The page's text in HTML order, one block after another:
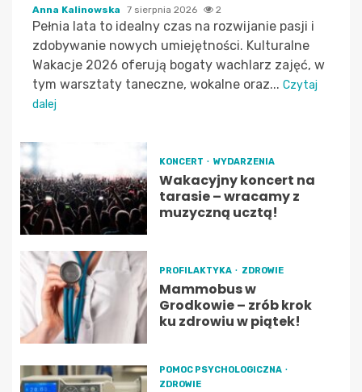
Anna Kalinowska 7 sierpnia 2026 2
Pełnia lata to idealny czas na rozwijanie pasji i
zdobywanie nowych umiejętności. Kulturalne
Wakacje 2026 oferują bogaty wachlarz zajęć, w
tym warsztaty taneczne, wokalne oraz... Czytaj
dalej
KONCERT WYDARZENIA
Wakacyjny koncert na
tarasie – wracamy z
muzyczną ucztą!
PROFILAKTYKA ZDROWIE
Mammobus w
Grodkowie – zrób krok
ku zdrowiu w piątek!
POMOC PSYCHOLOGICZNA
ZDROWIE